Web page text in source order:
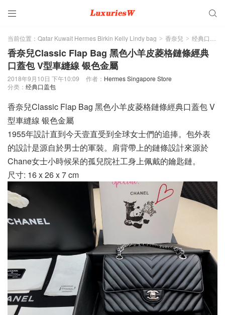
 
当前位置： Qatar Kuwait Hermes Birkin Kelly Lindy bag > 香奈兒 > 经典口盖包
香奈兒Classic Flap Bag 黑色小羊皮菱格鏈條經典
口蓋包 V型車縫線 银色金屬
2018年9月10日 下午10:09 作者： Hermes Singapore Store
分类： 经典口盖包
香奈兒Classic Flap Bag 黑色小羊皮菱格鏈條經典口蓋包 V
型車縫線 银色金屬
1955年設計直到今天壹直受到全球女士們的追捧。包外表
的設計是源自於男士的軍裝。肩背帶上的鏈條設計來源於
Chane女士小時候呆的孤兒院社工身上佩戴的鑰匙鏈。
尺寸: 16 x 26 x 7 cm